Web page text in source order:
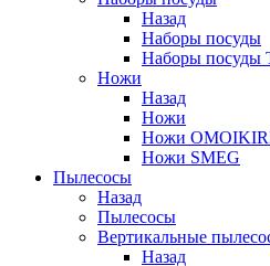
Назад
Наборы посуды
Наборы посуды
Ножи
Назад
Ножи
Ножи
Ножи SMEG
Пылесосы
Назад
Пылесосы
Вертикальные
Назад